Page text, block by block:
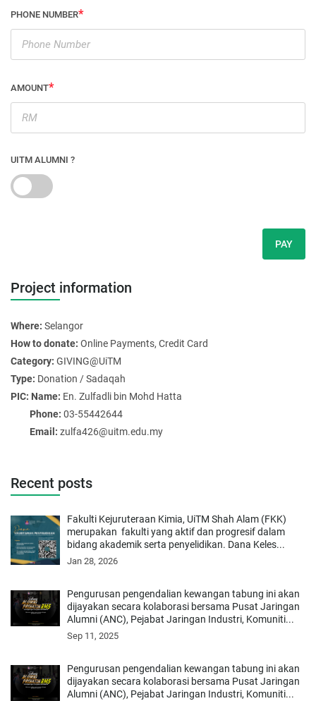
PHONE NUMBER
AMOUNT
UITM ALUMNI ?
PAY
Project information
Where: Selangor
How to donate: Online Payments, Credit Card
Category: GIVING@UiTM
Type: Donation / Sadaqah
PIC: Name: En. Zulfadli bin Mohd Hatta
Phone: 03-55442644
Email: zulfa426@uitm.edu.my
Recent posts
Fakulti Kejuruteraan Kimia, UiTM Shah Alam (FKK)
merupakan fakulti yang aktif dan progresif dalam
bidang akademik serta penyelidikan. Dana Keles...
Jan 28, 2026
Pengurusan pengendalian kewangan tabung ini akan
dijayakan secara kolaborasi bersama Pusat Jaringan
Alumni (ANC), Pejabat Jaringan Industri, Komuniti...
Sep 11, 2025
Pengurusan pengendalian kewangan tabung ini akan
dijayakan secara kolaborasi bersama Pusat Jaringan
Alumni (ANC), Pejabat Jaringan Industri, Komuniti...